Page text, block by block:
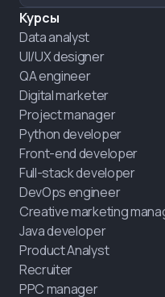
Курсы
Data analyst
UI/UX designer
QA engineer
Digital marketer
Project manager
Python developer
Front-end developer
Full-stack developer
DevOps engineer
Creative marketing
Java developer
Product Analyst
Recruiter
PPC manager